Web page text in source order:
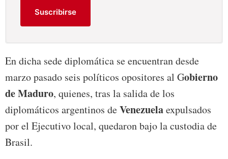
Suscribirse
En dicha sede diplomática se encuentran desde
marzo pasado seis políticos opositores al Gobierno
de Maduro, quienes, tras la salida de los
diplomáticos argentinos deVenezuelaexpulsados
por el Ejecutivo local, quedaron bajo la custodia de
Brasil.